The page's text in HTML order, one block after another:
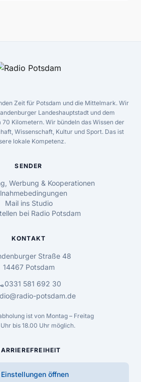
Zeit für Potsdam und die Mittelmark. Wir
Landeshauptstadt und dem
Kilometern. Wir bündeln das Wissen der
Wissenschaft, Kultur und Sport. Das ist
lokale Kompetenz.
SENDER
Werbung & Kooperationen
Mail ins Studio
bei Radio Potsdam
KONTAKT
Straße 48
14467 Potsdam
0331 581 692 30
potsdam.de
ist von Montag – Freitag
bis 18.00 Uhr möglich.
Einstellungen öffnen